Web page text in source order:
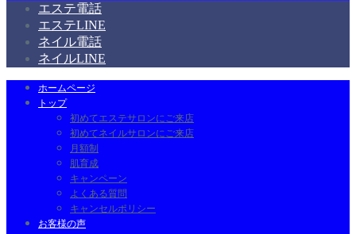
エステ電話
エステLINE
ネイル電話
ネイルLINE
ホームページ
トップ
初めてエステサロンにご来店
初めてネイルサロンにご来店
月額制
肌育成
キャンペーン
よくある質問
キャンセルポリシー
お客様の声